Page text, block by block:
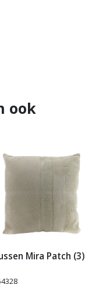
ook
Mira Patch (3)